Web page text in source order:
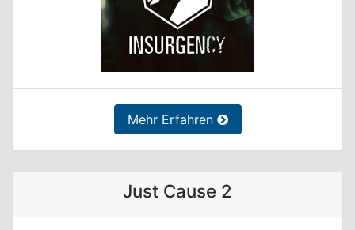
Mehr Erfahren
Just Cause 2